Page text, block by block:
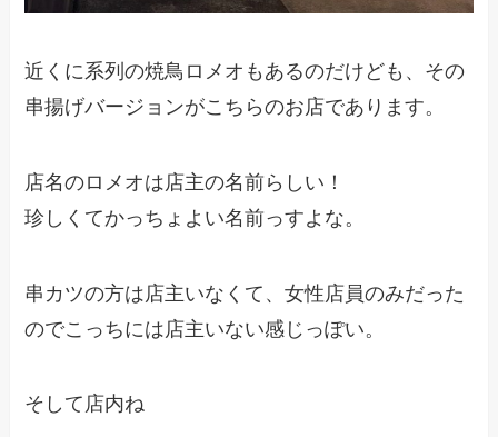
近くに系列の焼鳥ロメオもあるのだけども、その
串揚げバージョンがこちらのお店であります。
店名のロメオは店主の名前らしい！
珍しくてかっちょよい名前っすよな。
串カツの方は店主いなくて、女性店員のみだった
のでこっちには店主いない感じっぽい。
そして店内ね